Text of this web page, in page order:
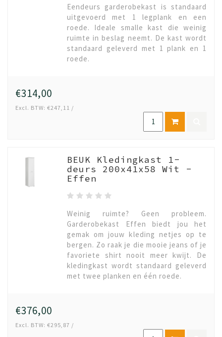
Eendeurs garderobekast is standaard
uitgevoerd met 1 legplank en een
roede. Ideale smalle kast die weinig
ruimte in beslag neemt. De kast wordt
standaard geleverd met 1 plank en 1
roede.
€314,00
Excl. BTW: €247,11 /
BEUK Kledingkast 1-
deurs 200x41x58 Wit -
Effen
Weinig ruimte? Geen probleem.
Garderobekast Effen biedt jou het
gemak om jouw kleding netjes op te
bergen. Zo raak je die mooie jeans of je
favoriete shirt nooit meer kwijt. De
kledingkast wordt standaard geleverd
met twee planken en één roede.
€376,00
Excl. BTW: €295,87 /